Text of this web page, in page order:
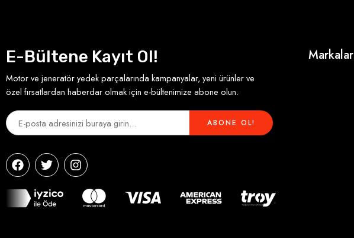
E-Bültene Kayıt Ol!
Motor ve jeneratör yedek parçalarında kampanyalar, yeni ürünler ve
özel fırsatlardan haberdar olmak için e-bültenimize abone olun.
Markalar